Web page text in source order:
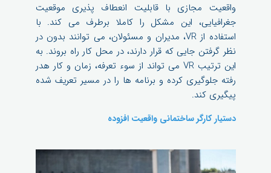
واقعیت مجازی با قابلیت انعطاف پذیری موقعیت
جغرافیایی، این مشکل را کاملا برطرف می کند. با
استفاده از VR، مدیران و مسئولان، می توانند بدون در
نظر گرفتن جایی که قرار دارند، در محل کار راه بروند. به
این ترتیب VR می تواند از سوء تعرفه، زمان و کار هدر
رفته جلوگیری کرده و برنامه ها را در مسیر تعریف شده
پیگیری کند.
دستیار کارگر ساختمانی واقعیت افزوده